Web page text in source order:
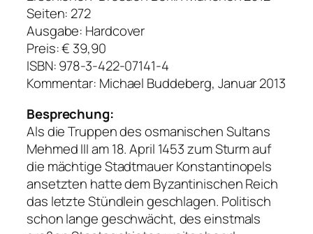
Seiten: 272
Ausgabe: Hardcover
Preis: € 39,90
ISBN: 978-3-422-07141-4
Kommentar: Michael Buddeberg, Januar 2013
Besprechung:
Als die Truppen des osmanischen Sultans
Mehmed III am 18. April 1453 zum Sturm auf
die mächtige Stadtmauer Konstantinopels
ansetzten hatte dem Byzantinischen Reich
das letzte Stündlein geschlagen. Politisch
schon lange geschwächt, des einstmals